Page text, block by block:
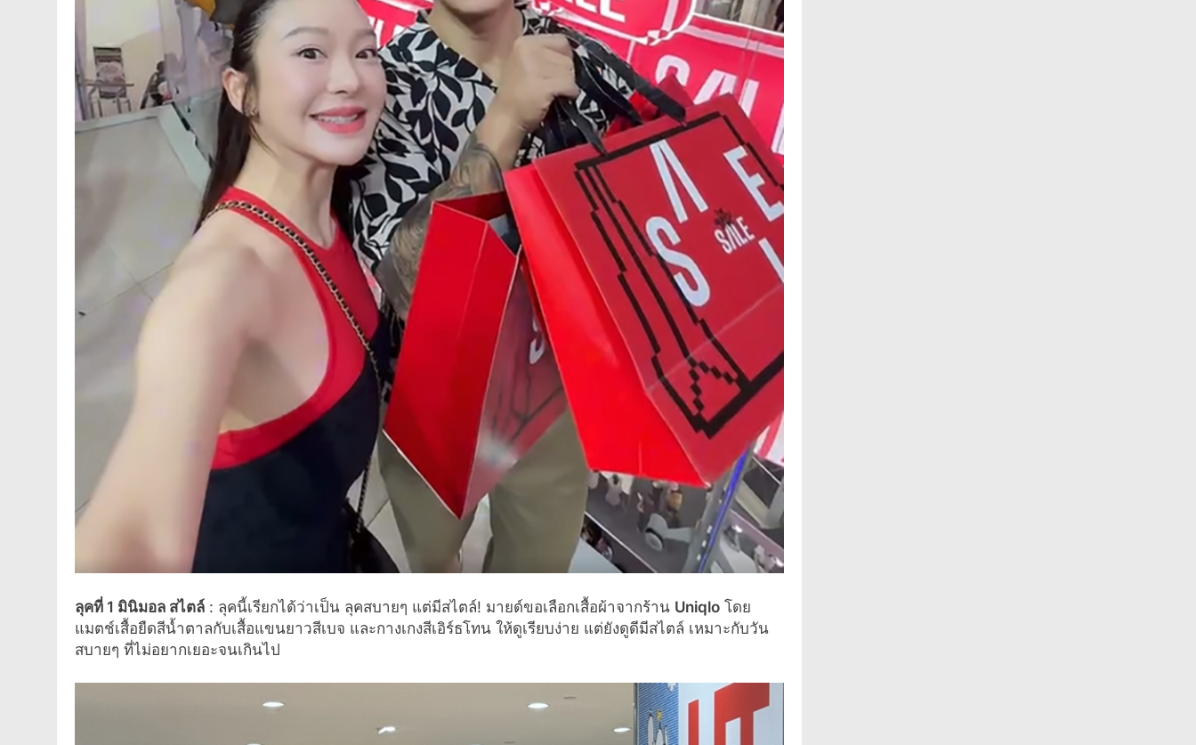
ลุคที่ 1 มินิมอล สไตล์ : ลุคนี้เรียกได้ว่าเป็น ลุคสบายๆ แต่มีสไตล์! มายด์ขอเลือกเสื้อผ้าจากร้าน Uniqlo โดย
แมตช์เสื้อยืดสีน้ำตาลกับเสื้อแขนยาวสีเบจ และกางเกงสีเอิร์ธโทน ให้ดูเรียบง่าย แต่ยังดูดีมีสไตล์ เหมาะกับวัน
สบายๆ ที่ไม่อยากเยอะจนเกินไป